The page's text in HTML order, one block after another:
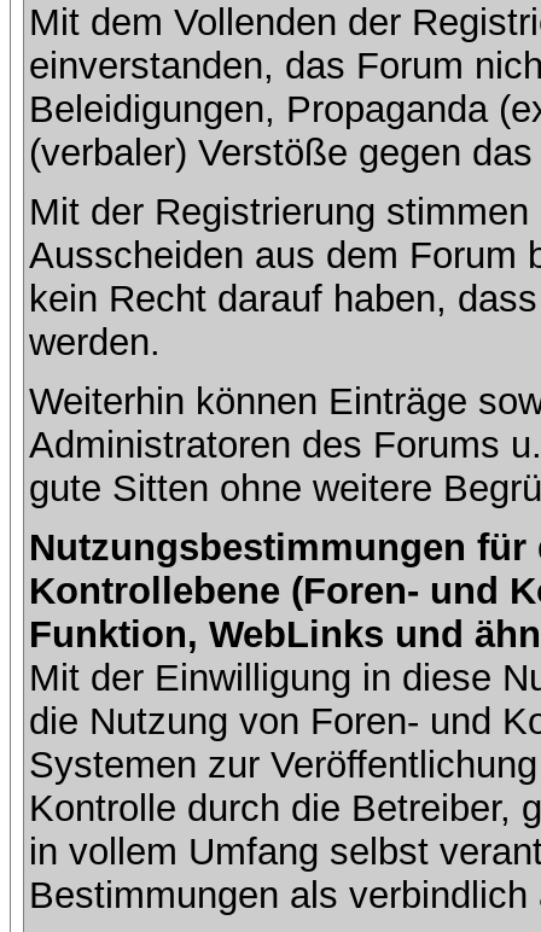
Mit dem Vollenden der
einverstanden, das Forum
Beleidigungen, Propaganda
(verbaler) Verstöße gegen
Mit der Registrierung
Ausscheiden aus dem Forum
kein Recht darauf haben,
werden.
Weiterhin können Einträge
Administratoren des Forums
gute Sitten ohne weitere
Nutzungsbestimmungen
Kontrollebene (Foren- und
Funktion, WebLinks und
Mit der Einwilligung in diese
die Nutzung von Foren- und
Systemen zur
Kontrolle durch die Betreiber,
in vollem Umfang selbst
Bestimmungen als verbindlich